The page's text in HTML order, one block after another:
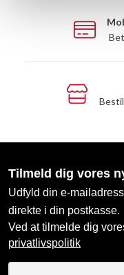
Tilmeld dig vores
Udfyld din e-
direkte i din postkasse.
Ved at tilmelde dig
privatlivspolitik